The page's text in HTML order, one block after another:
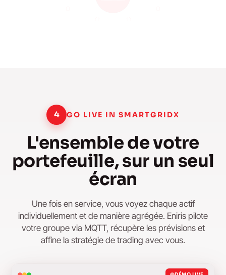
4 GO LIVE IN SMARTGRIDX
L'ensemble de votre
portefeuille, sur un seul
écran
Une fois en service, vous voyez chaque actif
individuellement et de manière agrégée. Eniris pilote
votre groupe via MQTT, récupère les prévisions et
affine la stratégie de trading avec vous.